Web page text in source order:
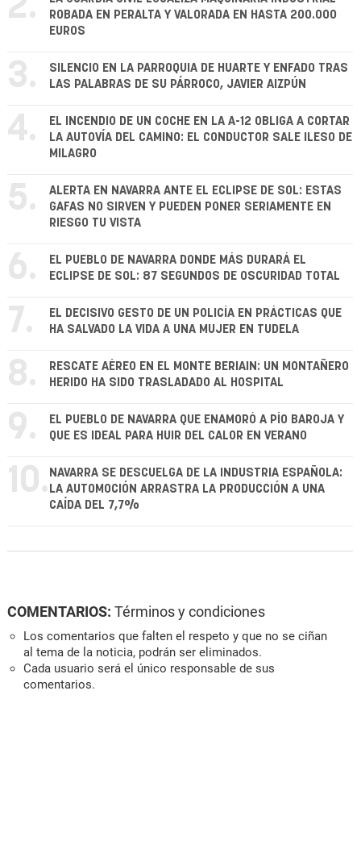
2.
ROBADA EN PERALTA Y VALORADA EN HASTA 200.000
EUROS
3.
SILENCIO EN LA PARROQUIA DE HUARTE Y ENFADO TRAS
LAS PALABRAS DE SU PÁRROCO, JAVIER AIZPÚN
4.
EL INCENDIO DE UN COCHE EN LA A-12 OBLIGA A CORTAR
LA AUTOVÍA DEL CAMINO: EL CONDUCTOR SALE ILESO DE
MILAGRO
5.
ALERTA EN NAVARRA ANTE EL ECLIPSE DE SOL: ESTAS
GAFAS NO SIRVEN Y PUEDEN PONER SERIAMENTE EN
RIESGO TU VISTA
6.
EL PUEBLO DE NAVARRA DONDE MÁS DURARÁ EL
ECLIPSE DE SOL: 87 SEGUNDOS DE OSCURIDAD TOTAL
7.
EL DECISIVO GESTO DE UN POLICÍA EN PRÁCTICAS QUE
HA SALVADO LA VIDA A UNA MUJER EN TUDELA
8.
RESCATE AÉREO EN EL MONTE BERIAIN: UN MONTAÑERO
HERIDO HA SIDO TRASLADADO AL HOSPITAL
9.
EL PUEBLO DE NAVARRA QUE ENAMORÓ A PÍO BAROJA Y
QUE ES IDEAL PARA HUIR DEL CALOR EN VERANO
10. NAVARRA SE DESCUELGA DE LA INDUSTRIA ESPAÑOLA:
LA AUTOMOCIÓN ARRASTRA LA PRODUCCIÓN A UNA
CAÍDA DEL 7,7%
COMENTARIOS: Términos y condiciones
Los comentarios que falten el respeto y que no se ciñan
al tema de la noticia, podrán ser eliminados.
Cada usuario será el único responsable de sus
comentarios.